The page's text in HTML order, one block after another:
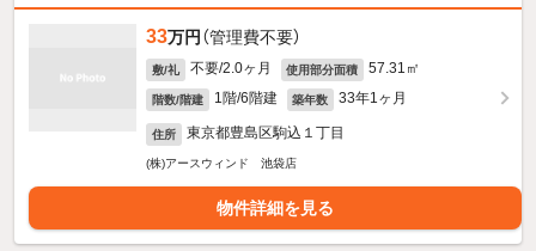
33万円 （管理費不要）
敷/礼 不要/2.0ヶ月 使用部分面積 57.31㎡
階数/階建 1階/6階建 築年数 33年1ヶ月
住所 東京都豊島区駒込１丁目
(株)アースウィンド 池袋店
物件詳細を見る